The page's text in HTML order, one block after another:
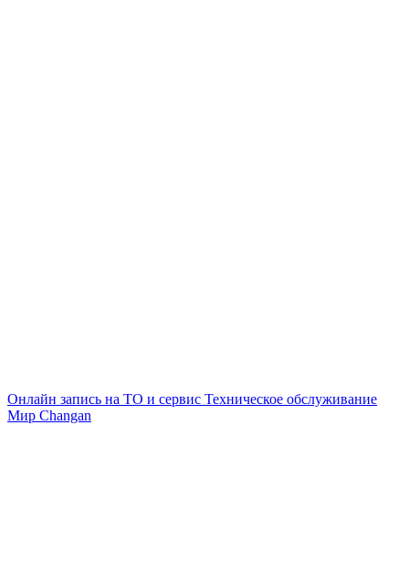
Онлайн запись на ТО и сервис Техническое обслуживание
Мир Changan